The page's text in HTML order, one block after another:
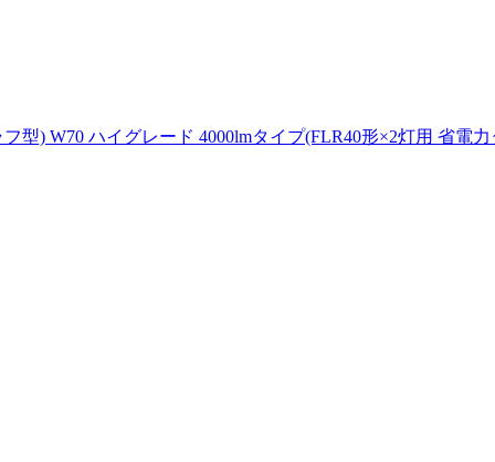
型) W70 ハイグレード 4000lmタイプ(FLR40形×2灯用 省電